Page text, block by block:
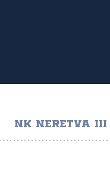
NK NERETVA III